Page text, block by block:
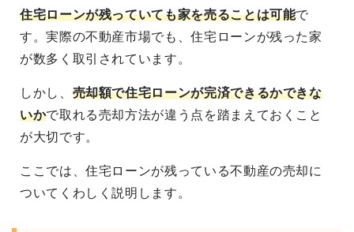
住宅ローンが残っていても家を売ることは可能で
す。実際の不動産市場でも、住宅ローンが残った家
が数多く取引されています。
しかし、 売却額で住宅ローンが完済できるかできな
いかで取れる売却方法が違う点を踏まえておくこと
が大切です。
ここでは、住宅ローンが残っている不動産の売却に
ついてくわしく説明します。